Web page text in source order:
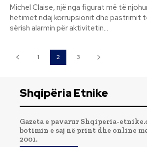
Michel Claise, një nga figurat më të
hetimet ndaj korrupsionit dhe pastrimit
sërish alarmin për aktivitetin...
1 2 3
Shqipëria Etnike
Gazeta e pavarur Shqiperia-
botimin e saj në print dhe online
2001.